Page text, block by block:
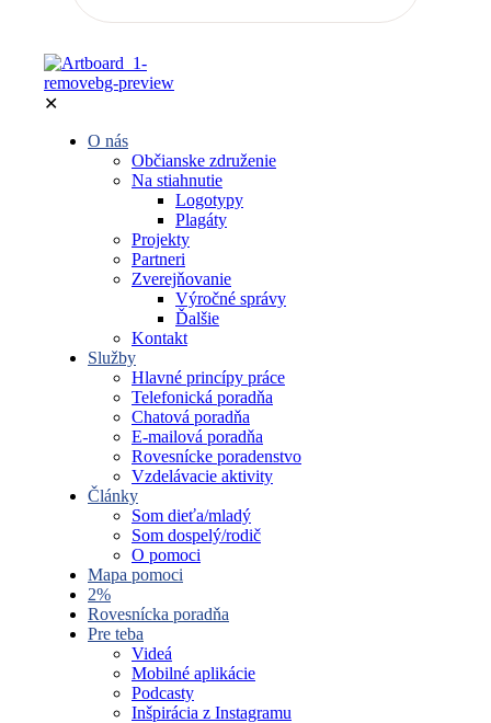
✕
O nás
Občianske združenie
Na stiahnutie
Logotypy
Plagáty
Projekty
Partneri
Zverejňovanie
Výročné správy
Ďalšie
Kontakt
Služby
Hlavné princípy práce
Telefonická poradňa
Chatová poradňa
E-mailová poradňa
Rovesnícke poradenstvo
Vzdelávacie aktivity
Články
Som dieťa/mladý
Som dospelý/rodič
O pomoci
Mapa pomoci
2%
Rovesnícka poradňa
Pre teba
Videá
Mobilné aplikácie
Podcasty
Inšpirácia z Instagramu